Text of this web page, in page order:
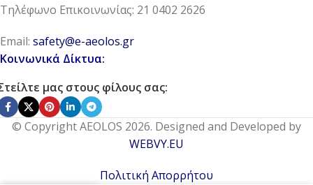
Τηλέφωνο Επικοινωνίας: 21 0402 2626
Email: safety@e-aeolos.gr
Κοινωνικά Δίκτυα:
μας στους φίλους σας:
© Copyright AEOLOS 2026. Designed and Developed by
WEBVY.EU
Πολιτική Απορρήτου